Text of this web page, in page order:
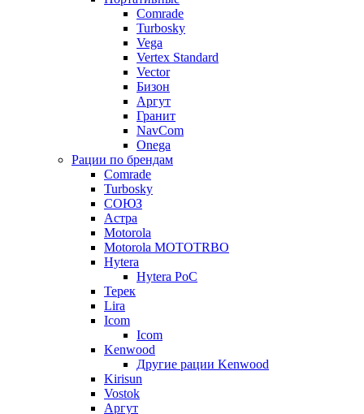
Comrade
Turbosky
Vega
Vertex Standard
Vector
Бизон
Аргут
Гранит
NavCom
Onega
Рации по брендам
Comrade
Turbosky
СОЮЗ
Астра
Motorola
Motorola MOTOTRBO
Hytera
Hytera PoC
Терек
Lira
Icom
Icom
Kenwood
Другие рации Kenwood
Kirisun
Vostok
Аргут